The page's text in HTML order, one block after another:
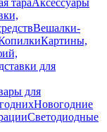
тараАксессуары
Вешалки-
Картины,
для
для
Новогодние
Светодиодные